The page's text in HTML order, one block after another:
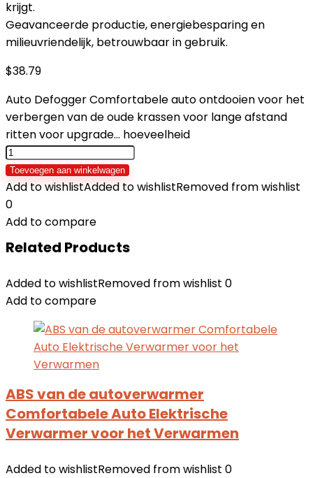
krijgt.
Geavanceerde productie, energiebesparing en
milieuvriendelijk, betrouwbaar in gebruik.
$38.79
Auto Defogger Comfortabele auto ontdooien voor het
verbergen van de oude krassen voor lange afstand
ritten voor upgrade… hoeveelheid
Toevoegen aan winkelwagen
Add to wishlistAdded to wishlistRemoved from wishlist
0
Add to compare
Related Products
Added to wishlistRemoved from wishlist 0
Add to compare
ABS van de autoverwarmer
Comfortabele Auto Elektrische
Verwarmer voor het Verwarmen
Added to wishlistRemoved from wishlist 0